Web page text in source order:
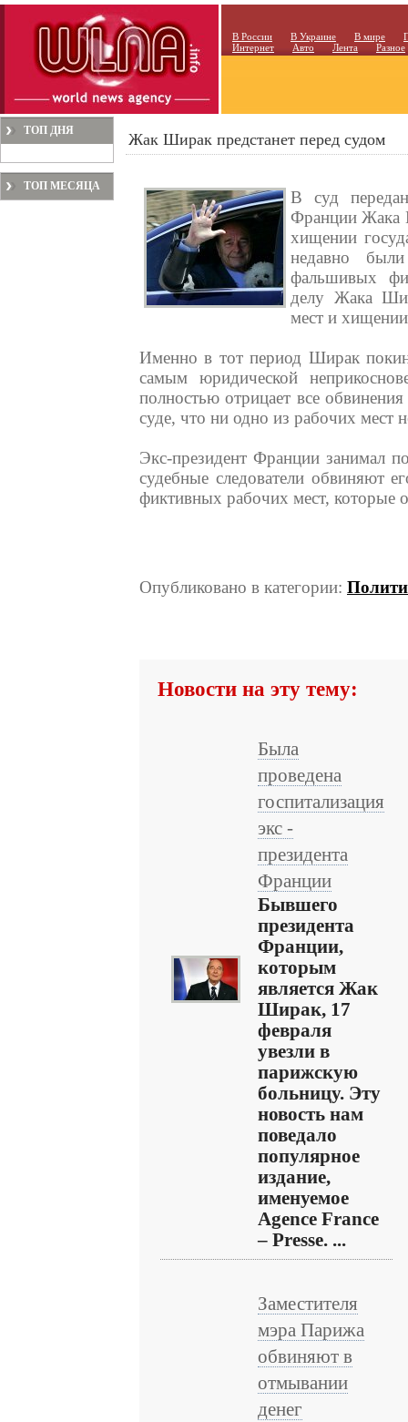
В России В Украине В мире
Интернет
Авто Лента Разное
ТОП ДНЯ
ТОП МЕСЯЦА
Жак Ширак предстанет перед судом
В суд
Франции Жака
хищении
недавно
фальшивых
делу Жака
мест и
Именно в тот период Ширак
самым юридической
полностью отрицает все
суде, что ни одно из рабочих мест
Экс-президент Франции занимал
судебные следователи обвиняют
фиктивных рабочих мест, которые
Опубликовано в категории:
Новости на эту тему:
Была
проведена
госпитализация
экс -
президента
Франции
Бывшего
президента
Франции,
которым
является Жак
Ширак, 17
февраля
увезли в
парижскую
больницу. Эту
новость нам
поведало
популярное
издание,
именуемое
Agence France
– Presse. ...
Заместителя
мэра Парижа
обвиняют в
отмывании
денег